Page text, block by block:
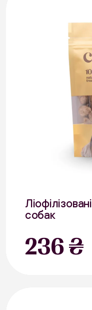
собак
236 ₴
В наявності